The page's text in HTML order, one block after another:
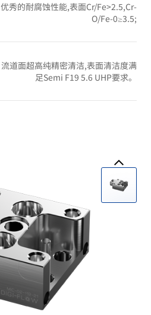
优秀的耐腐蚀性能,表面Cr/Fe>2.5,Cr-
O/Fe-0≥3.5;
流道面超高纯精密清洁,表面清洁度满
足Semi F19 5.6 UHP要求。